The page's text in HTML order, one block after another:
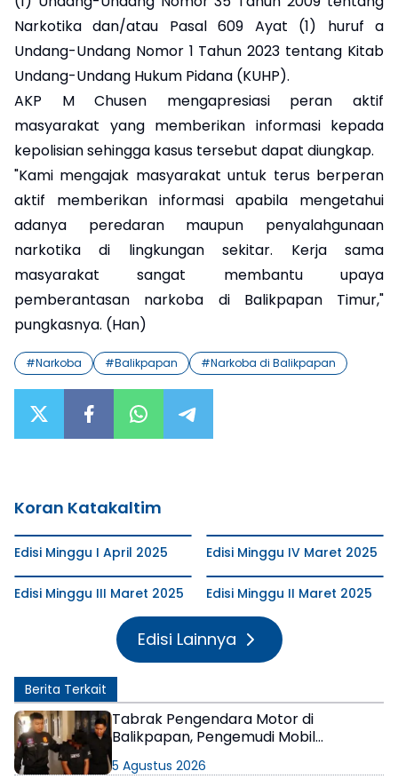
Narkotika dan/atau Pasal 609 Ayat (1) huruf a
Undang-Undang Nomor 1 Tahun 2023 tentang Kitab
Undang-Undang Hukum Pidana (KUHP).
AKP M Chusen mengapresiasi peran aktif
masyarakat yang memberikan informasi kepada
kepolisian sehingga kasus tersebut dapat diungkap.
"Kami mengajak masyarakat untuk terus berperan
aktif memberikan informasi apabila mengetahui
adanya peredaran maupun penyalahgunaan
narkotika di lingkungan sekitar. Kerja sama
masyarakat sangat membantu upaya
pemberantasan narkoba di Balikpapan Timur,"
pungkasnya. (Han)
#Narkoba #Balikpapan #Narkoba di Balikpapan
Koran Katakaltim
Edisi Minggu I April 2025 Edisi Minggu IV Maret 2025
Edisi Minggu III Maret 2025 Edisi Minggu II Maret 2025
Edisi Lainnya
Berita Terkait
Tabrak Pengendara Motor di
Balikpapan, Pengemudi Mobil
5 Agustus 2026